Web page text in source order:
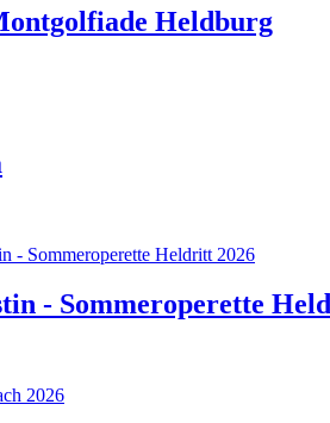
Heldburg
- Sommeroperette